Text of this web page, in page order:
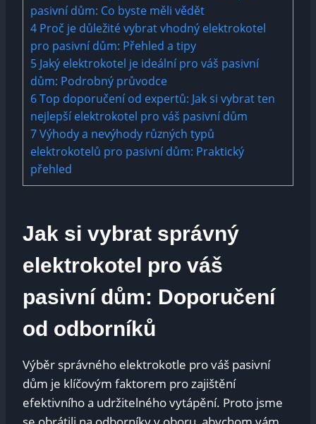
pasivní dům: Co byste měli vědět
4 Proč je důležité vybrat vhodný elektrokotel
pro pasivní dům: Přehled a tipy
5 Jaký elektrokotel je ideální pro váš pasivní
dům: Podrobný průvodce
6Top doporučení od expertů: Jak si vybrat ten
nejlepší elektrokotel pro váš pasivní dům
7Výhody a nevýhody různých typů
elektrokotelů pro pasivní dům: Praktický
přehled
Jak si vybrat správný
elektrokotel pro váš
pasivní dům: Doporučení
od odborníků
Výběr správného elektrokotle pro váš pasivní
dům je klíčovým faktorem pro zajištění
efektivního a udržitelného vytápění. Proto jsme